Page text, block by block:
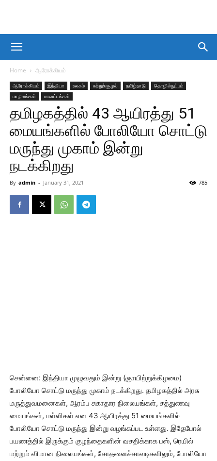
Home ஆரோக்கியம்
ஆரோக்கியம் இந்தியா உலகம் சுற்றுச்சூழல் தமிழ்நாடு
தொழில்நுட்பம்
மாநிலங்கள்
மாவட்டங்கள்
தமிழகத்தில் 43 ஆயிரத்து 51
மையங்களில் போலியோ சொட்டு
மருந்து முகாம் இன்று
நடக்கிறது
By admin - January 31, 2021 785
சென்னை: இந்தியா முழுவதும் இன்று (ஞாயிற்றுக்கிழமை)
போலியோ சொட்டு மருந்து முகாம் நடக்கிறது. தமிழகத்தில் அரசு
மருத்துவமனைகள், ஆரம்ப சுகாதார நிலையங்கள், சத்துணவு
மையங்கள், பள்ளிகள் என 43 ஆயிரத்து 51 மையங்களில்
போலியோ சொட்டு மருந்து இன்று வழங்கப்பட உள்ளது. இதேபோல்
பயணத்தில் இருக்கும் குழந்தைகளின் வசதிக்காக பஸ், ரெயில்
மற்றும் விமான நிலையங்கள், சோதனைச்சாவடிகளிலும், போலியோ